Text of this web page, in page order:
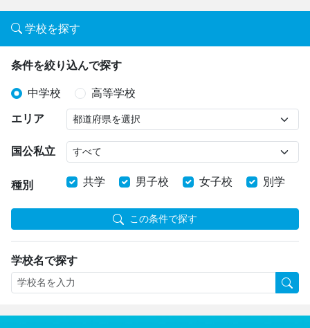
学校を探す
条件を絞り込んで探す
中学校 高等学校
エリア
国公私立
種別 共学 男子校 女子校 別学
この条件で探す
学校名で探す